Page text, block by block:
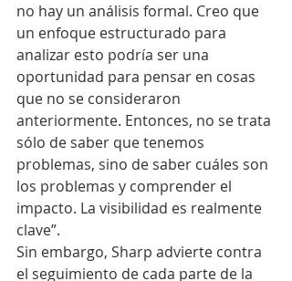
no hay un análisis formal. Creo que
un enfoque estructurado para
analizar esto podría ser una
oportunidad para pensar en cosas
que no se consideraron
anteriormente. Entonces, no se trata
sólo de saber que tenemos
problemas, sino de saber cuáles son
los problemas y comprender el
impacto. La visibilidad es realmente
clave”.
Sin embargo, Sharp advierte contra
el seguimiento de cada parte de la